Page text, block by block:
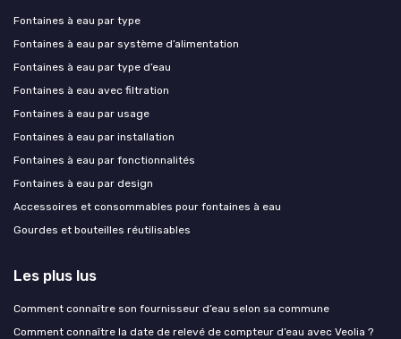
Fontaines à eau par type
Fontaines à eau par système d’alimentation
Fontaines à eau par type d’eau
Fontaines à eau avec filtration
Fontaines à eau par usage
Fontaines à eau par installation
Fontaines à eau par fonctionnalités
Fontaines à eau par design
Accessoires et consommables pour fontaines à eau
Gourdes et bouteilles réutilisables
Les plus lus
Comment connaître son fournisseur d’eau selon sa commune
Comment connaître la date de relevé de compteur d’eau avec Veolia ?